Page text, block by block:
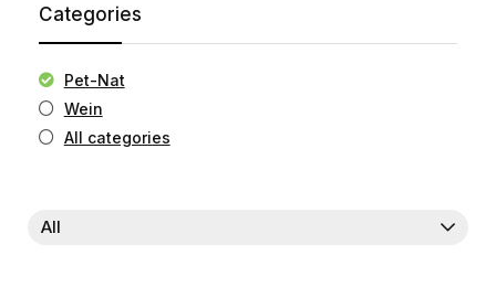
Categories
Pet-Nat
Wein
All categories
All